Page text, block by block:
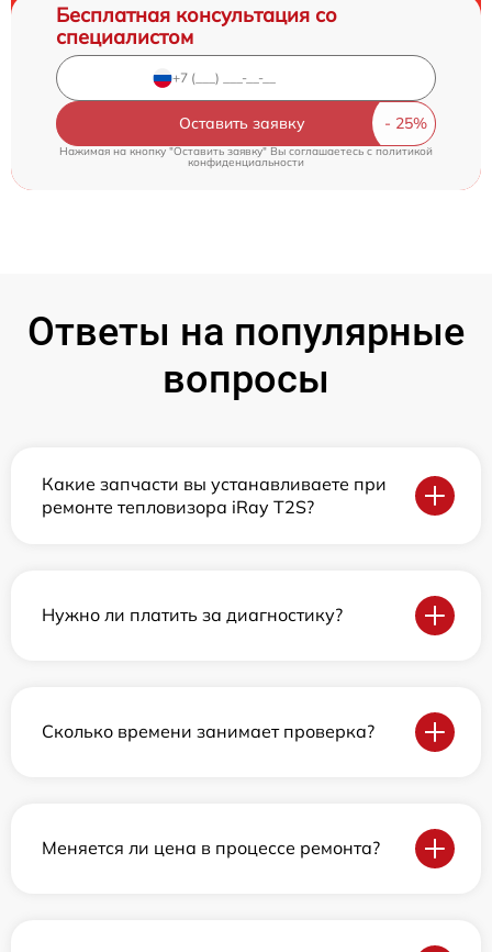
Бесплатная консультация со
специалистом
Оставить заявку
Нажимая на кнопку "Оставить заявку" Вы соглашаетесь cполитикой
конфиденциальности
Ответы на популярные
вопросы
Какие запчасти вы устанавливаете при
ремонте тепловизора iRay T2S?
Нужно ли платить за диагностику?
Сколько времени занимает проверка?
Меняется ли цена в процессе ремонта?